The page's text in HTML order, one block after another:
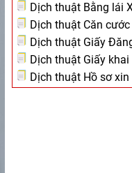
Dịch thuật Bằng lái
Dịch thuật Căn
Dịch thuật Giấy
Dịch thuật Giấy khai
Dịch thuật Hồ sơ